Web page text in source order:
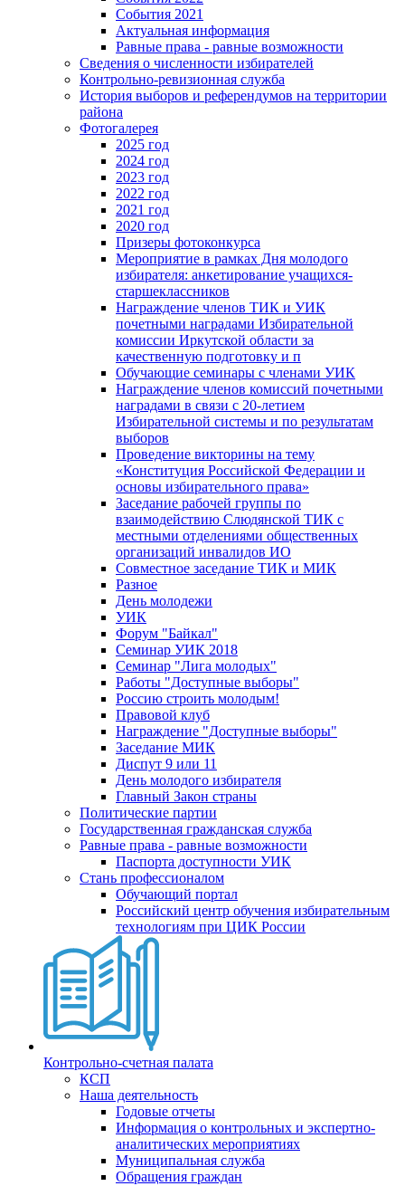
События 2021
Актуальная информация
Равные права - равные возможности
Сведения о численности избирателей
Контрольно-ревизионная служба
История выборов и референдумов на территории
района
Фотогалерея
2025 год
2024 год
2023 год
2022 год
2021 год
2020 год
Призеры фотоконкурса
Мероприятие в рамках Дня молодого
избирателя: анкетирование учащихся-
старшеклассников
Награждение членов ТИК и УИК
почетными наградами Избирательной
комиссии Иркутской области за
качественную подготовку и п
Обучающие семинары с членами УИК
Награждение членов комиссий почетными
наградами в связи с 20-летием
Избирательной системы и по результатам
выборов
Проведение викторины на тему
«Конституция Российской Федерации и
основы избирательного права»
Заседание рабочей группы по
взаимодействию Слюдянской ТИК с
местными отделениями общественных
организаций инвалидов ИО
Совместное заседание ТИК и МИК
Разное
День молодежи
УИК
Форум "Байкал"
Семинар УИК 2018
Семинар "Лига молодых"
Работы "Доступные выборы"
Россию строить молодым!
Правовой клуб
Награждение "Доступные выборы"
Заседание МИК
Диспут 9 или 11
День молодого избирателя
Главный Закон страны
Политические партии
Государственная гражданская служба
Равные права - равные возможности
Паспорта доступности УИК
Стань профессионалом
Обучающий портал
Российский центр обучения избирательным
технологиям при ЦИК России
Контрольно-счетная палата
КСП
Наша деятельность
Годовые отчеты
Информация о контрольных и экспертно-
аналитических мероприятиях
Муниципальная служба
Обращения граждан